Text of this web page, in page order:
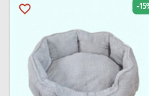
favorite_border -